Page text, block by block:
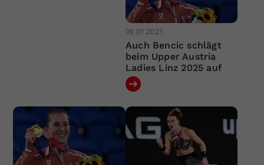
09.01.2025
Auch Bencic schlägt
beim Upper Austria
Ladies Linz 2025 auf